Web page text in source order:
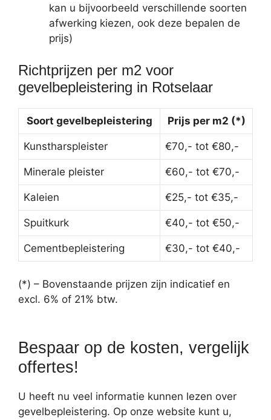
kan u bijvoorbeeld verschillende soorten
afwerking kiezen, ook deze bepalen de
prijs)
Richtprijzen per m2 voor
gevelbepleistering in Rotselaar
Soort gevelbepleistering Prijs per m2 (*)
Kunstharspleister €70,- tot €80,-
Minerale pleister €60,- tot €70,-
Kaleien €25,- tot €35,-
Spuitkurk €40,- tot €50,-
Cementbepleistering €30,- tot €40,-
(*) – Bovenstaande prijzen zijn indicatief en
excl. 6% of 21% btw.
Bespaar op de kosten, vergelijk
offertes!
U heeft nu veel informatie kunnen lezen over
gevelbepleistering. Op onze website kunt u,